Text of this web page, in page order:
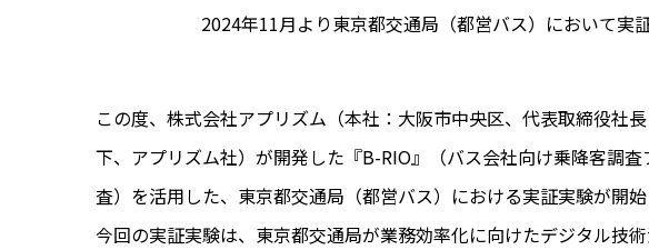
2024年11月より東京都交通局（都営バス）において実
この度、株式会社アプリズム（本社：大阪市中央区、代表取締役社
下、アプリズム社）が開発した『B-RIO』（バス会社向け乗降客調査
査）を活用した、東京都交通局（都営バス）における実証実験が開始
今回の実証実験は、東京都交通局が業務効率化に向けたデジタル技